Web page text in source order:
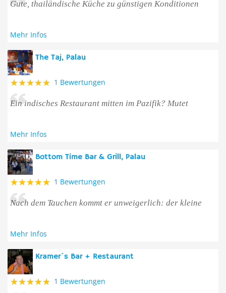
Gute, thailändische Küche zu günstigen Konditionen
Mehr Infos
The Taj, Palau
1 Bewertungen
Ein indisches Restaurant mitten im Pazifik? Mutet
Mehr Infos
Bottom Time Bar & Grill, Palau
1 Bewertungen
Nach dem Tauchen kommt er unweigerlich: der kleine
Mehr Infos
Kramer´s Bar + Restaurant
1 Bewertungen